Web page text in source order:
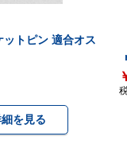
ットピン 適合オス
を見る